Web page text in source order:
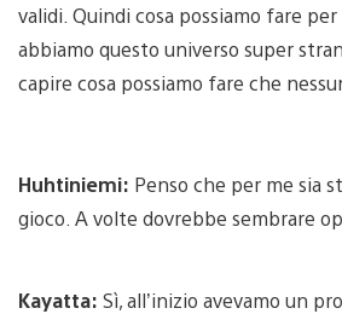
validi. Quindi cosa possiamo fare
abbiamo questo universo super
capire cosa possiamo fare che
Huhtiniemi: Penso che per me sia
gioco. A volte dovrebbe sembrare
Kayatta: Sì, all’inizio avevamo un